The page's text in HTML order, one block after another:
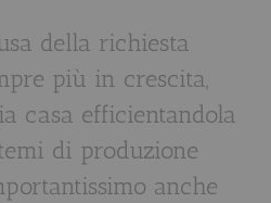
della richiesta
più in crescita,
casa efficientandola
di produzione
anche